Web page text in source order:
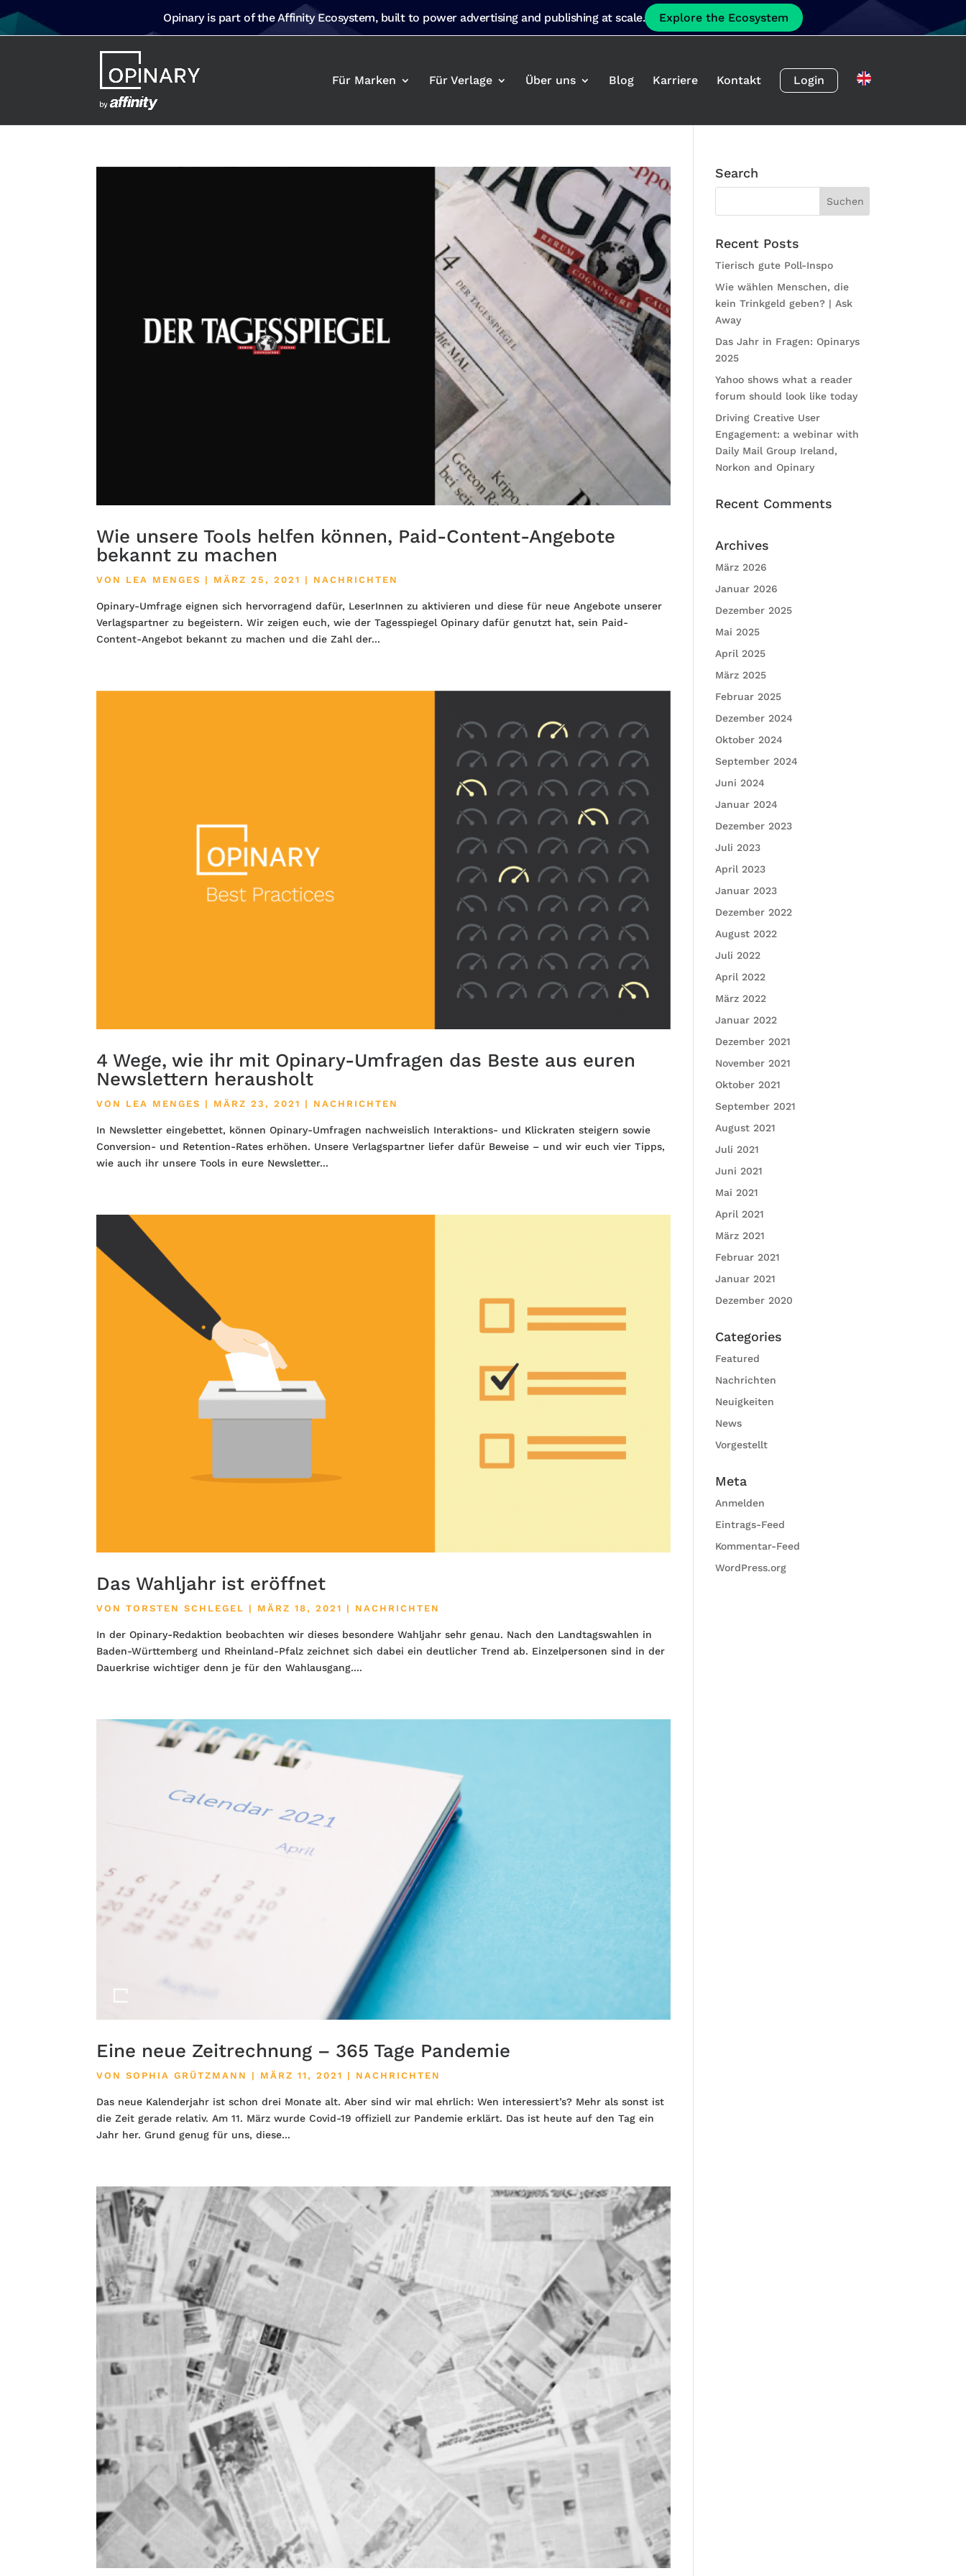
Für Marken Für Verlage Über uns Blog Karriere Kontakt Login
Wie unsere Tools helfen können, Paid-Content-Angebote
bekannt zu machen
VON LEA MENGES | MÄRZ 25, 2021 | NACHRICHTEN
Opinary-Umfrage eignen sich hervorragend dafür, LeserInnen zu aktivieren und diese für neue Angebote unserer
Verlagspartner zu begeistern. Wir zeigen euch, wie der Tagesspiegel Opinary dafür genutzt hat, sein Paid-
Content-Angebot bekannt zu machen und die Zahl der...
4 Wege, wie ihr mit Opinary-Umfragen das Beste aus euren
Newslettern herausholt
VON LEA MENGES | MÄRZ 23, 2021 | NACHRICHTEN
In Newsletter eingebettet, können Opinary-Umfragen nachweislich Interaktions- und Klickraten steigern sowie
Conversion- und Retention-Rates erhöhen. Unsere Verlagspartner liefer dafür Beweise – und wir euch vier Tipps,
wie auch ihr unsere Tools in eure Newsletter...
Das Wahljahr ist eröffnet
VONTORSTEN SCHLEGEL | MÄRZ 18, 2021 | NACHRICHTEN
In der Opinary-Redaktion beobachten wir dieses besondere Wahljahr sehr genau. Nach den Landtagswahlen in
Baden-Württemberg und Rheinland-Pfalz zeichnet sich dabei ein deutlicher Trend ab. Einzelpersonen sind in der
Dauerkrise wichtiger denn je für den Wahlausgang....
Eine neue Zeitrechnung – 365 Tage Pandemie
VONSOPHIA GRÜTZMANN | MÄRZ 11, 2021 | NACHRICHTEN
Das neue Kalenderjahr ist schon drei Monate alt. Aber sind wir mal ehrlich: Wen interessiert’s? Mehr als sonst ist
die Zeit gerade relativ. Am 11. März wurde Covid-19 offiziell zur Pandemie erklärt. Das ist heute auf den Tag ein
Jahr her. Grund genug für uns, diese...
Search
Recent Posts
Tierisch gute Poll-Inspo
Wie wählen Menschen, die
kein Trinkgeld geben? | Ask
Away
Das Jahr in Fragen: Opinarys
2025
Yahoo shows what a reader
forum should look like today
Driving Creative User
Engagement: a webinar with
Daily Mail Group Ireland,
Norkon and Opinary
Recent Comments
Archives
März 2026
Januar 2026
Dezember 2025
Mai 2025
April 2025
März 2025
Februar 2025
Dezember 2024
Oktober 2024
September 2024
Juni 2024
Januar 2024
Dezember 2023
Juli 2023
April 2023
Januar 2023
Dezember 2022
August 2022
Juli 2022
April 2022
März 2022
Januar 2022
Dezember 2021
November 2021
Oktober 2021
September 2021
August 2021
Juli 2021
Juni 2021
Mai 2021
April 2021
März 2021
Februar 2021
Januar 2021
Dezember 2020
Categories
Featured
Nachrichten
Neuigkeiten
News
Vorgestellt
Meta
Anmelden
Eintrags-Feed
Kommentar-Feed
WordPress.org
Opinary is part of the Affinity Ecosystem, built to power advertising and publishing at scale. Explore the Ecosystem